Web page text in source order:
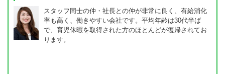
スタッフ同士の仲・社長との仲が非常に良く、有給消化
率も高く、働きやすい会社です。平均年齢は30代半ば
で、育児休暇を取得された方のほとんどが復帰されてお
ります。